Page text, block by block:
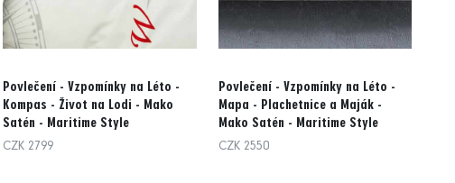
Povlečení - Vzpomínky na Léto -
Kompas - Život na Lodi - Mako
Satén - Maritime Style
CZK 2799
Povlečení - Vzpomínky na Léto -
Mapa - Plachetnice a Maják -
Mako Satén - Maritime Style
CZK 2550